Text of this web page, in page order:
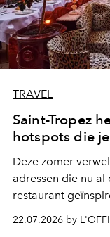
TRAVEL
Saint-Tropez
hotspots die
Deze zomer
adressen die nu al
restaurant
zestig, een
verandert in een
22.07.2026 by